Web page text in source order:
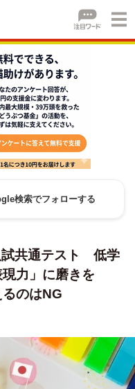
検索でフォローする
試共通テスト 低学
現力」に磨きを
るのはNG